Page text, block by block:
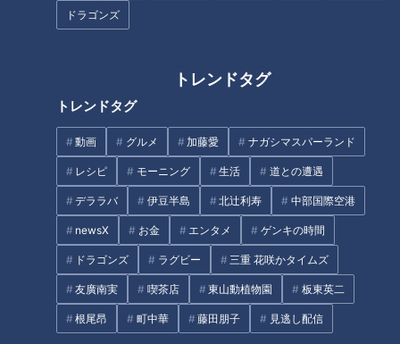
ドラゴンズ
トレンドタグ
トレンドタグ
動画 グルメ 加藤愛 ナガシマスパーランド
レシピ モーニング 生活 道との遭遇
デララバ 伊豆半島 北辻利寿 中部国際空港
newsX お金 エンタメ ゲンキの時間
ドラゴンズ ラグビー 三重 花咲かタイムズ
友廣南実 喫茶店 東山動植物園 板東英二
根尾昂 町中華 藤田朋子 見逃し配信
題に！三重・四日市市で愛され
「包丁いらずのふわとろオムラ
イス」の作り方【キユーピー３
分クッキング】
町中華激戦区の人気店の店主が
教えたくないお店！地元で愛さ
れる鶏肉干し鍋とは？